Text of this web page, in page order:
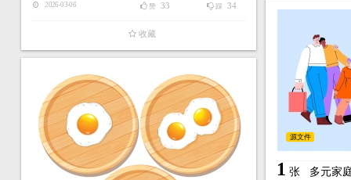
2026-03-06 踩 34
赞 33
收藏
源文件
1 张 多元家